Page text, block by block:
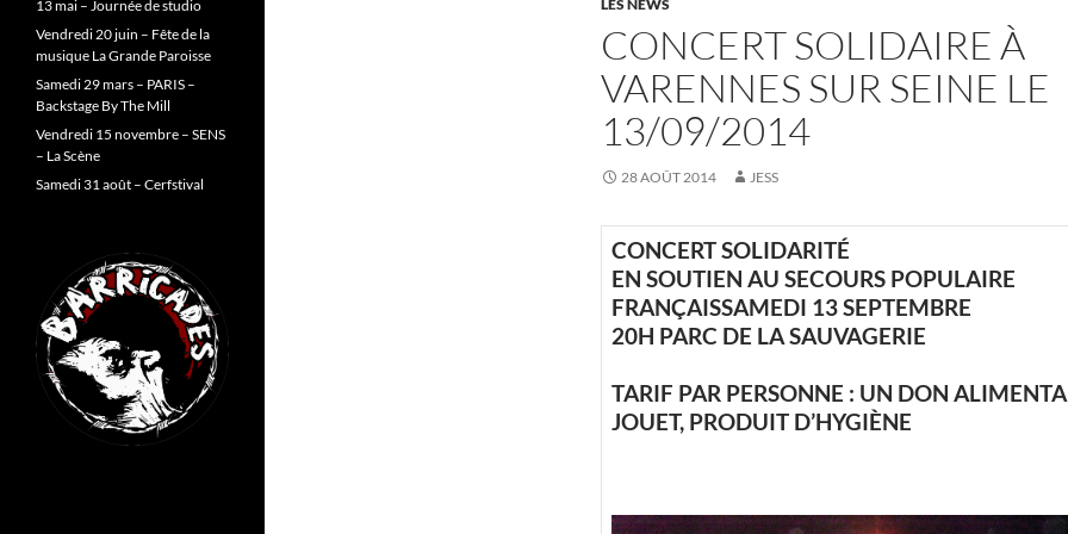
LES NEWS
CONCERT SOLIDAIRE À
VARENNES SUR SEINE LE
13/09/2014
28 AOÛT 2014 JESS
CONCERT SOLIDARITÉ
EN SOUTIEN AU SECOURS POPULAIRE
FRANÇAISSAMEDI 13 SEPTEMBRE
20H PARC DE LA SAUVAGERIE
TARIF PAR PERSONNE : UN DON
JOUET, PRODUIT D’HYGIÈNE
13 mai – Journée de studio
Vendredi 20 juin – Fête de la
musique La Grande Paroisse
Samedi 29 mars – PARIS –
Backstage By The Mill
Vendredi 15 novembre – SENS
– La Scène
Samedi 31 août – Cerfstival